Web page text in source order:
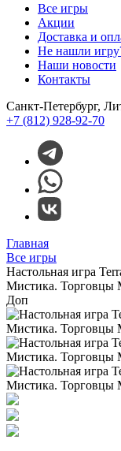
Все игры
Акции
Доставка и
Не нашли
Наши новости
Контакты
Санкт-Петербург,
+7 (812) 928-92-70
Главная
Все игры
Настольная игра
Мистика. Торговцы
Доп